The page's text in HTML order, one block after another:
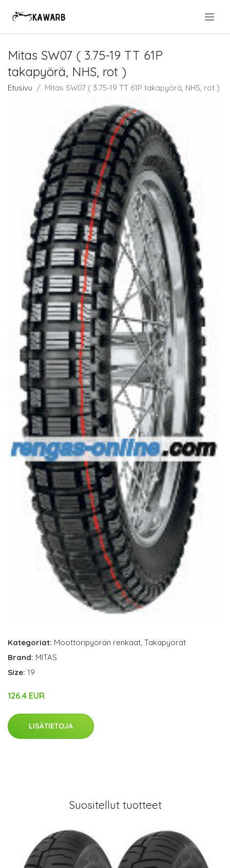
Mitas SW07 ( 3.75-19 TT 61P
takapyörä, NHS, rot )
Etusivu Mitas SW07 ( 3.75-19 TT 61P takapyörä, NHS, rot )
Kategoriat: Moottoripyörän renkaat Takapyörät
Brand: MITAS
Size: 19
126.4 EUR
LISÄTIETOJA
Suositellut tuotteet